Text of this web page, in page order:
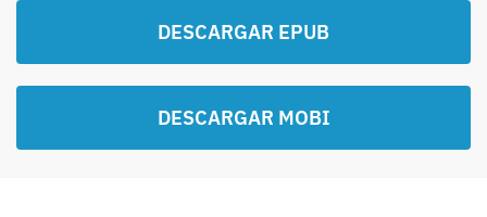
DESCARGAR EPUB
DESCARGAR MOBI